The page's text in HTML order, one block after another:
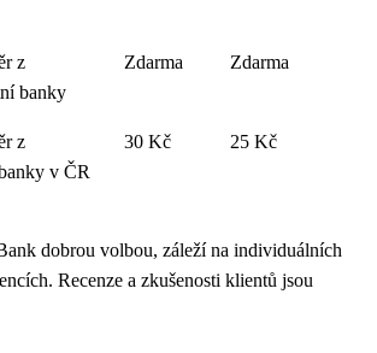
z
banky
Zdarma Zdarma
z
v ČR
30 Kč 25 Kč
dobrou volbou, záleží na individuálních
Recenze a zkušenosti klientů jsou